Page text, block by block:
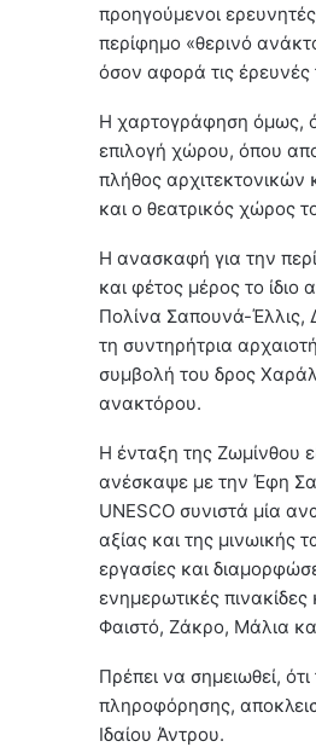
προηγούμενοι
περίφημο «θερινό
όσον αφορά τις έρευνές
Η χαρτογράφηση όμως,
επιλογή χώρου, όπου
πλήθος αρχιτεκτονικών
και ο θεατρικός χώρος
Η ανασκαφή για την
και φέτος μέρος το
Πολίνα Σαπουνά-Έλλις,
τη συντηρήτρια
συμβολή του δρος
ανακτόρου.
Η ένταξη της Ζωμίνθου
ανέσκαψε με την Έφη
UNESCO συνιστά μία
αξίας και της μινωικής
εργασίες και
ενημερωτικές
Φαιστό, Ζάκρο, Μάλια
Πρέπει να σημειωθεί,
πληροφόρησης,
Ιδαίου Άντρου.